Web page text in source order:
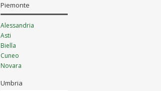
Piemonte
Alessandria
Asti
Biella
Cuneo
Novara
Verbano-Cusio-Ossola
Umbria